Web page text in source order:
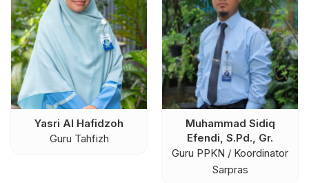
Yasri Al Hafidzoh
Guru Tahfizh
Muhammad Sidiq
Efendi, S.Pd., Gr.
Guru PPKN / Koordinator
Sarpras